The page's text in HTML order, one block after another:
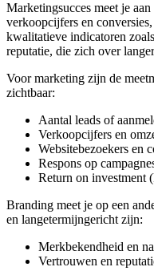
Marketingsucces meet je
verkoopcijfers en
kwalitatieve indicatoren
reputatie, die zich over
Voor marketing zijn de
zichtbaar:
Aantal leads of
Verkoopcijfers en
Websitebezoekers en
Respons op
Return on investment
Branding meet je op een
en langetermijngericht zijn:
Merkbekendheid en
Vertrouwen en